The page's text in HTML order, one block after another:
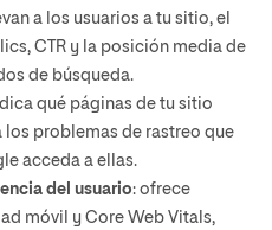
a los usuarios a tu sitio, el
CTR y la posición media de
de búsqueda.
qué páginas de tu sitio
problemas de rastreo que
acceda a ellas.
del usuario: ofrece
móvil y Core Web Vitals,